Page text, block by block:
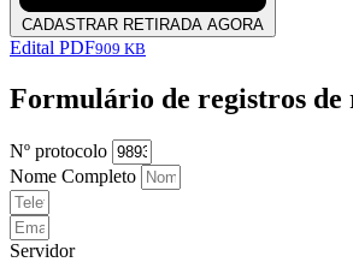
CADASTRAR RETIRADA AGORA
Edital PDF909 KB
Formulário de registros de
Nº protocolo
Nome Completo
Servidor